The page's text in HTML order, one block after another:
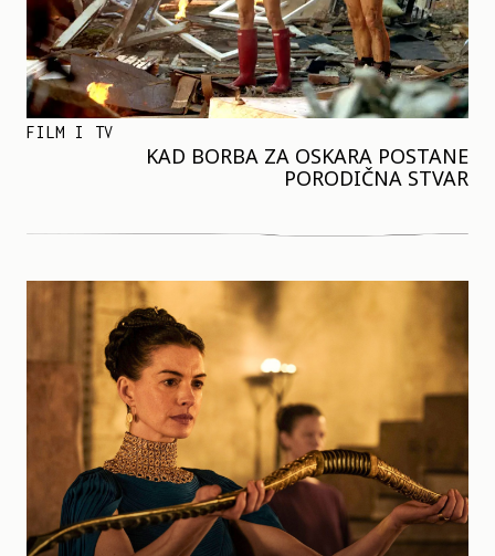
FILM I TV
KAD BORBA ZA OSKARA POSTANE
PORODIČNA STVAR